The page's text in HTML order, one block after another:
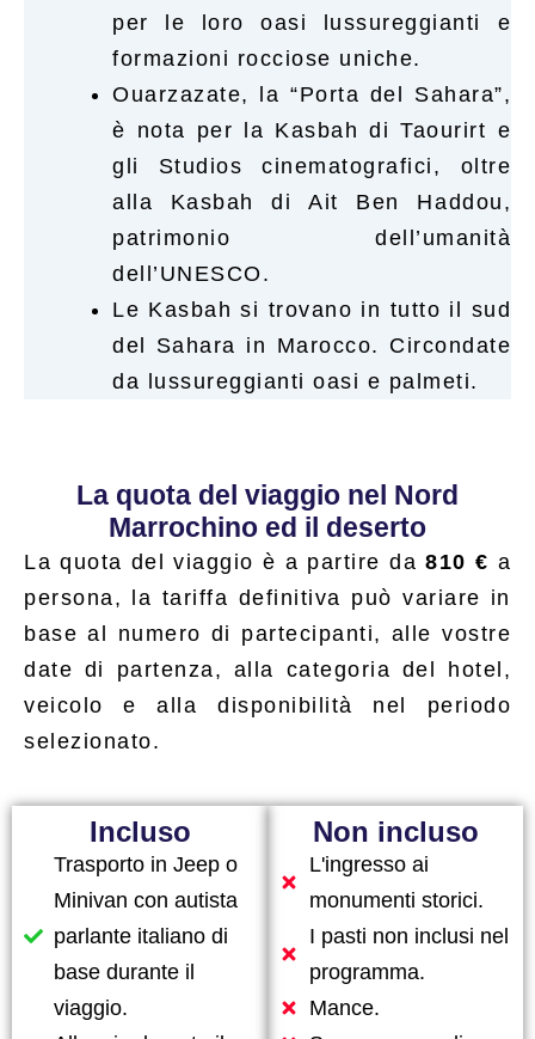
per le loro oasi lussureggianti e
formazioni rocciose uniche.
Ouarzazate, la “Porta del Sahara”,
è nota per la Kasbah di Taourirt e
gli Studios cinematografici, oltre
alla Kasbah di Ait Ben Haddou,
patrimonio dell’umanità
dell’UNESCO.
Le Kasbah si trovano in tutto il sud
del Sahara in Marocco. Circondate
da lussureggianti oasi e palmeti.
La quota del viaggio nel Nord
Marrochino ed il deserto
La quota del viaggio è a partire da810 € a
persona, la tariffa definitiva può variare in
base al numero di partecipanti, alle vostre
date di partenza, alla categoria del hotel,
veicolo e alla disponibilità nel periodo
selezionato.
Incluso
Trasporto in Jeep o
Minivan con autista
parlante italiano di
base durante il
viaggio.
Non incluso
L'ingresso ai
monumenti storici.
I pasti non inclusi nel
programma.
Mance.